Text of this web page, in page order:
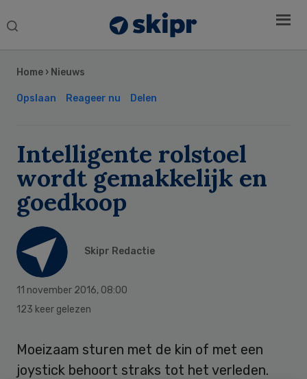
Search
Home › Nieuws
Opslaan Reageer nu Delen
Intelligente rolstoel
wordt gemakkelijk en
goedkoop
Skipr Redactie
11 november 2016, 08:00
123 keer gelezen
Moeizaam sturen met de kin of met een
joystick behoort straks tot het verleden.
Sidebar